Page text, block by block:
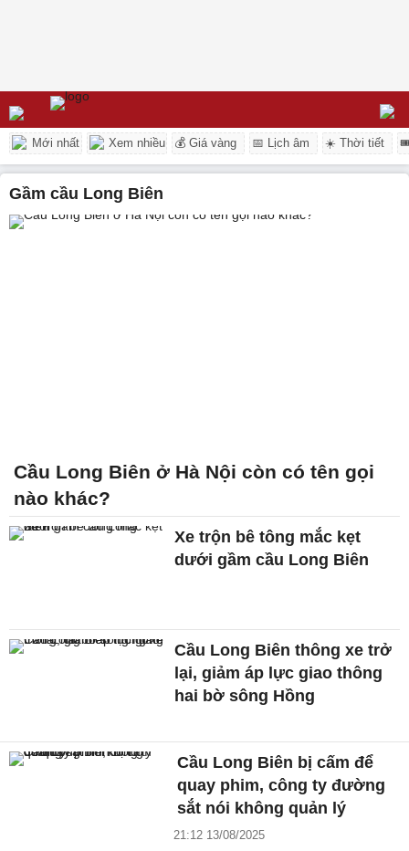
Mới nhất Xem nhiều 💰 Giá vàng 📅 Lịch âm ☀️ Thời tiết
gầm cầu Long Biên
Cầu Long Biên ở Hà Nội còn có tên gọi
nào khác?
Xe trộn bê tông mắc kẹt
dưới gầm cầu Long Biên
Cầu Long Biên thông xe trở
lại, giảm áp lực giao thông
hai bờ sông Hồng
Cầu Long Biên bị cấm để
quay phim, công ty đường
sắt nói không quản lý
21:12 13/08/2025